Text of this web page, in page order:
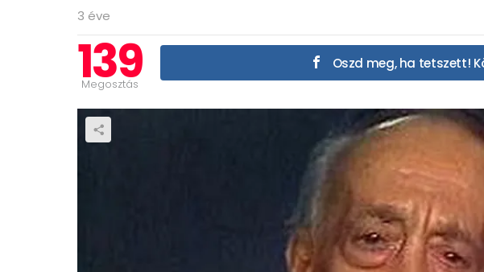
3 éve
139
Megosztás
Oszd meg, ha tetszett!